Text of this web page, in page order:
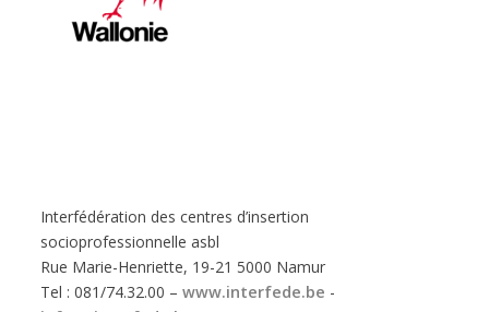
Interfédération des centres d’insertion
socioprofessionnelle asbl
Rue Marie-Henriette, 19-21 5000 Namur
Tel : 081/74.32.00 –www.interfede.be -